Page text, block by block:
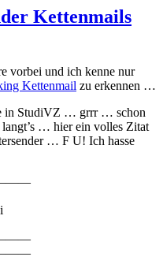
Kettenmails
vorbei und ich kenne nur
Kettenmail zu erkennen …
in StudiVZ … grrr … schon
… hier ein volles Zitat
… F U! Ich hasse